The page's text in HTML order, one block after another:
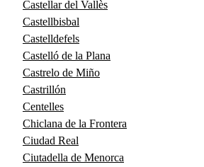
Castellar del Vallès
Castellbisbal
Castelldefels
Castelló de la Plana
Castrelo de Miño
Castrillón
Centelles
Chiclana de la Frontera
Ciudad Real
Ciutadella de Menorca